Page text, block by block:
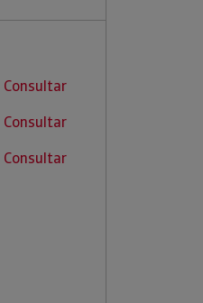
Consultar
Consultar
Consultar